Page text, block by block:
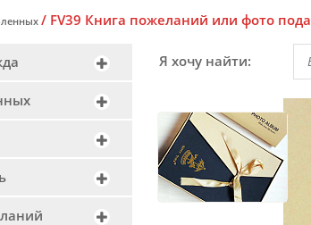
/ FV39 Книга пожеланий или фото
Я хочу найти: